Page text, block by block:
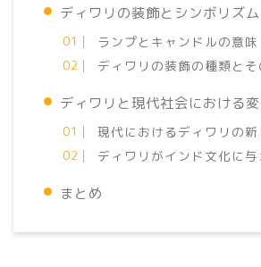
ディワリの装飾とシンボリズム
ランプとキャンドルの意味
ディワリの装飾の種類と
ディワリと現代社会における
現代におけるディワリの
ディワリがインド文化に
まとめ